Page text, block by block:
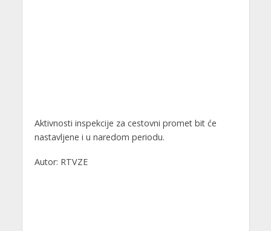
Aktivnosti inspekcije za cestovni promet bit će
nastavljene i u naredom periodu.
Autor: RTVZE